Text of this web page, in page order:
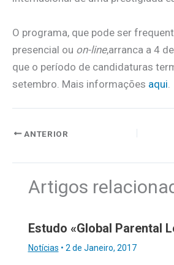
O programa, que pode ser
presencial ou on-line,arranca a 4
que o período de candidaturas
setembro. Mais informações aqui
ANTERIOR
Artigos
Estudo «Global Parental
Notícias • 2 de Janeiro, 2017